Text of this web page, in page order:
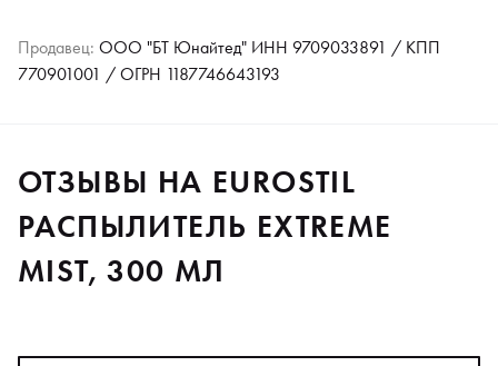
Продавец: ООО "БТ Юнайтед" ИНН 9709033891 / КПП
770901001 / ОГРН 1187746643193
ОТЗЫВЫ НА EUROSTIL
РАСПЫЛИТЕЛЬ EXTREME
MIST, 300 МЛ